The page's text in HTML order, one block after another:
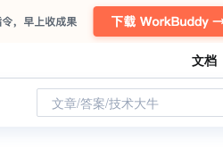
文档
文章/答案/技术大牛